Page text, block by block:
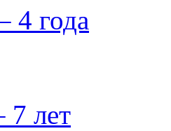
4 года
7 лет